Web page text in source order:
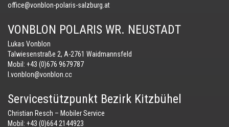
office@vonblon-polaris-salzburg.at
VONBLON POLARIS WR. NEUSTADT
Lukas Vonblon
Talwiesenstraße 2, A-2761 Waidmannsfeld
Mobil: +43 (0)676 9679787
l.vonblon@vonblon.cc
Servicestützpunkt Bezirk Kitzbühel
Christian Resch – Mobiler Service
Mobil: +43 (0)664 2144923